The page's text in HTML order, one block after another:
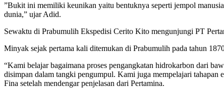
”Bukit ini memiliki keunikan yaitu bentuknya seperti jempol
dunia,” ujar Adid.
Sewaktu di Prabumulih Ekspedisi Cerito Kito mengunjungi PT
Minyak sejak pertama kali ditemukan di Prabumulih pada tahun
“Kami belajar bagaimana proses pengangkatan hidrokarbon dari
disimpan dalam tangki pengumpul. Kami juga mempelajari
Fina setelah mendengar penjelasan dari Pertamina.